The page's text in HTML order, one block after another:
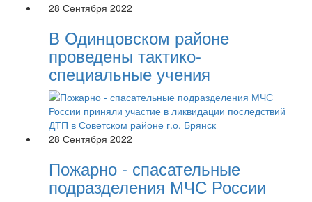
28 Сентября 2022
В Одинцовском районе
проведены тактико-
специальные учения
28 Сентября 2022
Пожарно - спасательные
подразделения МЧС России